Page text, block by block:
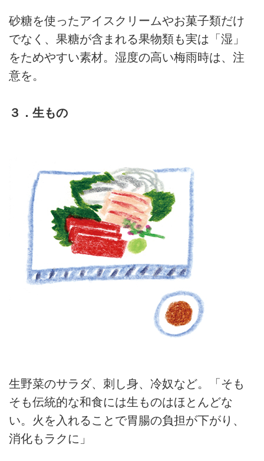
砂糖を使ったアイスクリームやお菓子類だけ
でなく、果糖が含まれる果物類も実は「湿」
をためやすい素材。湿度の高い梅雨時は、注
意を。
３．生もの
生野菜のサラダ、刺し身、冷奴など。「そも
そも伝統的な和食には生ものはほとんどな
い。火を入れることで胃腸の負担が下がり、
消化もラクに」